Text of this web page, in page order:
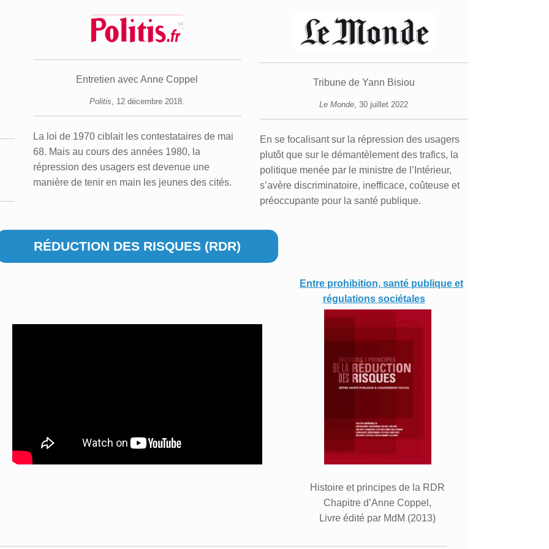
Entretien avec Anne Coppel
Politis, 12 décembre 2018.
La loi de 1970 ciblait les contestataires de mai
68. Mais au cours des années 1980, la
répression des usagers est devenue une
manière de tenir en main les jeunes des cités.
Tribune de Yann Bisiou
Le Monde, 30 juillet 2022
En se focalisant sur la répression des usagers
plutôt que sur le démantèlement des trafics, la
politique menée par le ministre de l’Intérieur,
s’avère discriminatoire, inefficace, coûteuse et
préoccupante pour la santé publique.
RÉDUCTION DES RISQUES (RDR)
Entre prohibition, santé publiqueet
régulations sociétales
Histoire et principes de la RDR
Chapitre d’Anne Coppel,
Livre édité par MdM (2013)